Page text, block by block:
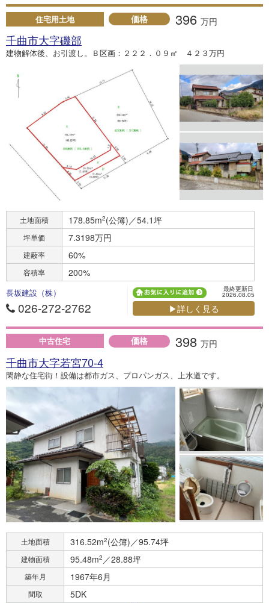
住宅用土地 価格 396 万円
千曲市大字磯部
建物解体後、お引渡し。Ｂ区画：２２２．０９㎡ ４２３万円
土地面積 178.85m2(公簿)／54.1坪
坪単価 7.3198万円
建蔽率 60%
容積率 200%
長坂建設（株）
026-272-2762
最終更新日
2026.08.05
▶詳しく見る
中古住宅 価格 398 万円
千曲市大字若宮70-4
閑静な住宅街！設備は都市ガス、プロパンガス、上水道です。
土地面積 316.52m2(公簿)／95.74坪
建物面積 95.48m2 ／28.88坪
築年月 1967年6月
間取 5DK